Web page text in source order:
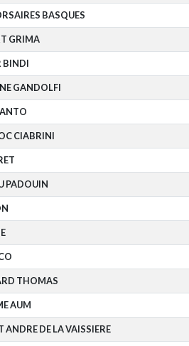
BASQUES
GRIMA
BINDI
GANDOLFI
CIABRINI
PADOUIN
THOMAS
AUM
ANDRE DE LA VAISSIERE